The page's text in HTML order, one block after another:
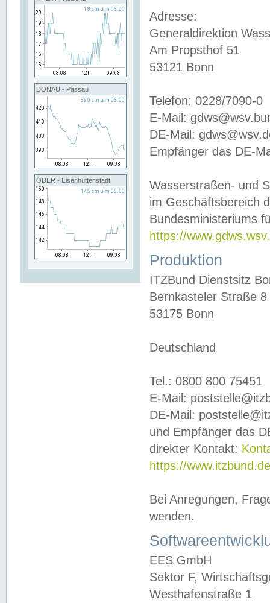
DONAU - Passau
ODER - Eisenhüttenstadt
Adresse:
Generaldirektion
Am Propsthof 51
53121 Bonn
Telefon: 0228/7090-0
E-Mail:
DE-Mail:
Empfänger das DE-
Wasserstraßen- und
im Geschäftsbereich
Bundesministeriums
https://
Produktion
ITZBund Dienstsitz
Bernkasteler Straße 8
53175 Bonn
Deutschland
Tel.: 0800 800 75451
E-Mail:
DE-Mail:
und Empfänger das
direkter Kontakt:
https://
Bei Anregungen,
wenden.
EES GmbH
Sektor F,
Westhafenstraße 1